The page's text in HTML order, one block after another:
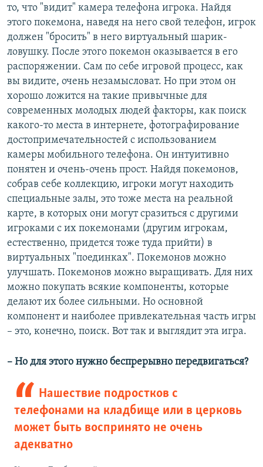
то, что "видит" камера телефона игрока. Найдя
этого покемона, наведя на него свой телефон, игрок
должен "бросить" в него виртуальный шарик-
ловушку. После этого покемон оказывается в его
распоряжении. Сам по себе игровой процесс, как
вы видите, очень незамысловат. Но при этом он
хорошо ложится на такие привычные для
современных молодых людей факторы, как поиск
какого-то места в интернете, фотографирование
достопримечательностей с использованием
камеры мобильного телефона. Он интуитивно
понятен и очень-очень прост. Найдя покемонов,
собрав себе коллекцию, игроки могут находить
специальные залы, это тоже места на реальной
карте, в которых они могут сразиться с другими
игроками с их покемонами (другим игрокам,
естественно, придется тоже туда прийти) в
виртуальных "поединках". Покемонов можно
улучшать. Покемонов можно выращивать. Для них
можно покупать всякие компоненты, которые
делают их более сильными. Но основной
компонент и наиболее привлекательная часть игры
– это, конечно, поиск. Вот так и выглядит эта игра.
– Но для этого нужно беспрерывно передвигаться?
Нашествие подростков с
телефонами на кладбище или в церковь
может быть воспринято не очень
адекватно